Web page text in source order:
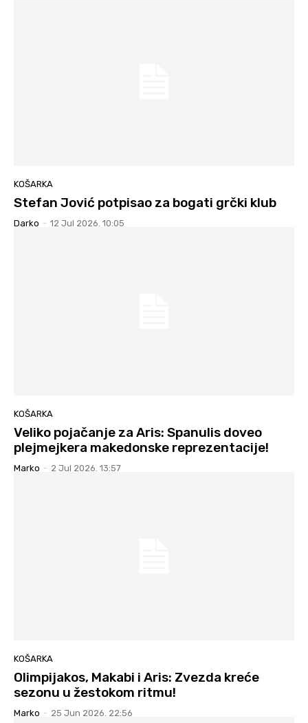
KOŠARKA
Stefan Jović potpisao za bogati grčki klub
Darko - 12 Jul 2026. 10:05
KOŠARKA
Veliko pojačanje za Aris: Spanulis doveo
plejmejkera makedonske reprezentacije!
Marko - 2 Jul 2026. 13:57
KOŠARKA
Olimpijakos, Makabi i Aris: Zvezda kreće
sezonu u žestokom ritmu!
Marko - 25 Jun 2026. 22:56